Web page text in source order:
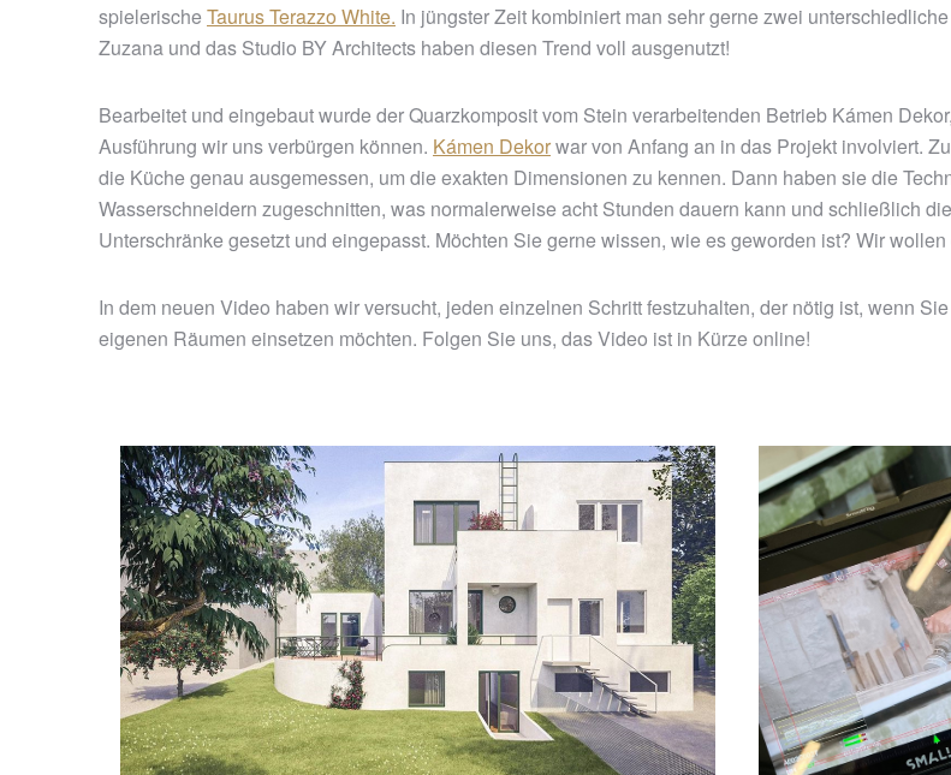
spielerische Taurus Terazzo White. In jüngster Zeit kombiniert man sehr gerne zwei unterschiedliche
Zuzana und das Studio BY Architects haben diesen Trend voll ausgenutzt!
Bearbeitet und eingebaut wurde der Quarzkomposit vom Stein verarbeitenden Betrieb Kámen
Ausführung wir uns verbürgen können. Kámen Dekorwar von Anfang an in das Projekt involviert.
die Küche genau ausgemessen, um die exakten Dimensionen zu kennen. Dann haben sie die
Wasserschneidern zugeschnitten, was normalerweise acht Stunden dauern kann und schließlich
Unterschränke gesetzt und eingepasst. Möchten Sie gerne wissen, wie es geworden ist? Wir
In dem neuen Video haben wir versucht, jeden einzelnen Schritt festzuhalten, der nötig ist, wenn Sie
eigenen Räumen einsetzen möchten. Folgen Sie uns, das Video ist in Kürze online!